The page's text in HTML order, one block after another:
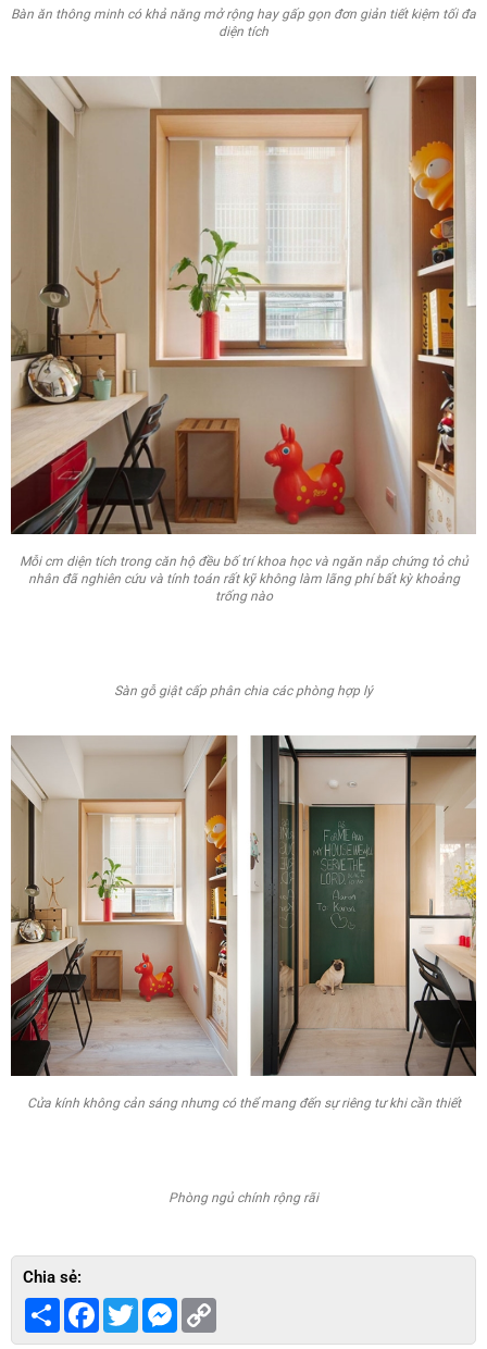
Bàn ăn thông minh có khả năng mở rộng hay gấp gọn đơn giản tiết kiệm tối đa
diện tích
Mỗi cm diện tích trong căn hộ đều bố trí khoa học và ngăn nắp chứng tỏ chủ
nhân đã nghiên cứu và tính toán rất kỹ không làm lãng phí bất kỳ khoảng
trống nào
Sàn gỗ giật cấp phân chia các phòng hợp lý
Cửa kính không cản sáng nhưng có thể mang đến sự riêng tư khi cần thiết
Phòng ngủ chính rộng rãi
Chia sẻ:
Share Facebook
TwitterMessenger